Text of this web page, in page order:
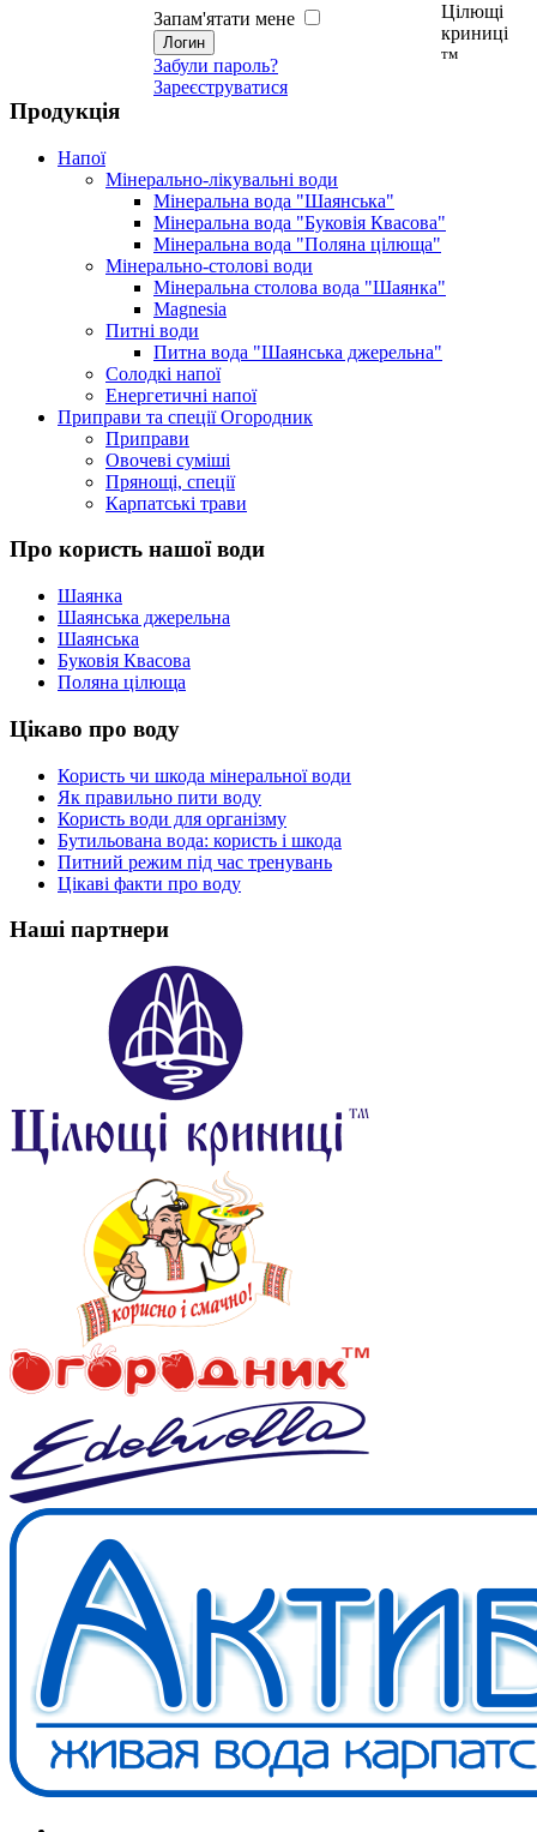
Запам'ятати мене
Забули пароль?
Зареєструватися
Цілющі
криниці
тм
Продукція
Напої
Мінерально-лікувальні води
Мінеральна вода "Шаянська"
Мінеральна вода "Буковія Квасова"
Мінеральна вода "Поляна цілюща"
Мінерально-столові води
Мінеральна столова вода "Шаянка"
Magnesia
Питні води
Питна вода "Шаянська джерельна"
Солодкі напої
Енергетичні напої
Приправи та спеції Огородник
Приправи
Овочеві суміші
Прянощі, спеції
Карпатські трави
Про користь нашої води
Шаянка
Шаянська джерельна
Шаянська
Буковія Квасова
Поляна цілюща
Цікаво про воду
Користь чи шкода мінеральної води
Як правильно пити воду
Користь води для організму
Бутильована вода: користь і шкода
Питний режим під час тренувань
Цікаві факти про воду
Наші партнери